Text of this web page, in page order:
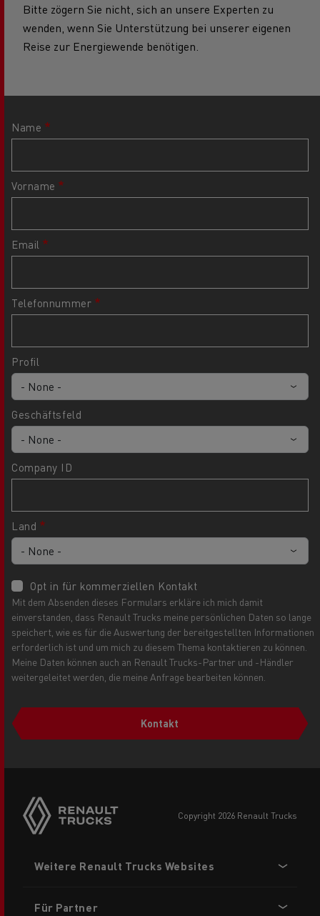
Bitte zögern Sie nicht, sich an unsere Experten zu
wenden, wenn Sie Unterstützung bei unserer eigenen
Reise zur Energiewende benötigen.
Name
Vorname
Email
Telefonnummer
Profil
Geschäftsfeld
Company ID
Land
Opt in für kommerziellen Kontakt
Mit dem Absenden dieses Formulars erkläre ich mich damit
einverstanden, dass Renault Trucks meine persönlichen Daten so lange
speichert, wie es für die Auswertung der bereitgestellten Informationen
erforderlich ist und um mich zu diesem Thema kontaktieren zu können.
Meine Daten können auch an Renault Trucks-Partner und -Händler
weitergeleitet werden, die meine Anfrage bearbeiten können.
Kontakt
buttons
copyright 2026 Renault Trucks
menu
Weitere Renault Trucks Websites
Für Partner